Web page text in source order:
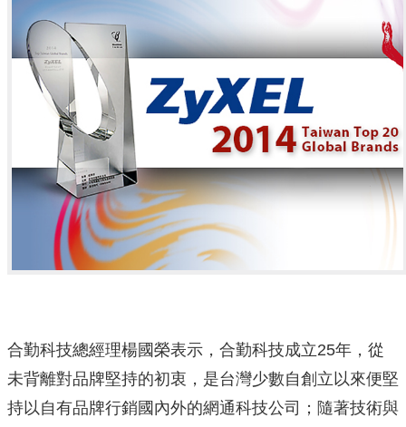
合勤科技總經理楊國榮表示，合勤科技成立25年，從
未背離對品牌堅持的初衷，是台灣少數自創立以來便堅
持以自有品牌行銷國內外的網通科技公司；隨著技術與